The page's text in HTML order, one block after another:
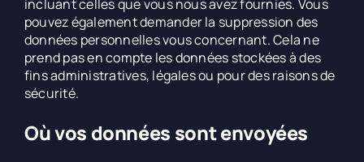
incluant celles que vous nous avez fournies. Vous
pouvez également demander la suppression des
données personnelles vous concernant. Cela ne
prend pas en compte les données stockées à des
fins administratives, légales ou pour des raisons de
sécurité.
Où vos données sont envoyées